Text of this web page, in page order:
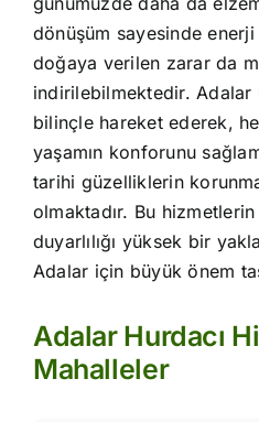
dönüşüm sayesinde
doğaya verilen zarar da
indirilebilmektedir. Adalar
bilinçle hareket ederek,
yaşamın konforunu
tarihi güzelliklerin
olmaktadır. Bu hizmetlerin
duyarlılığı yüksek bir
Adalar için büyük önem
Adalar Hurdacı
Mahalleler